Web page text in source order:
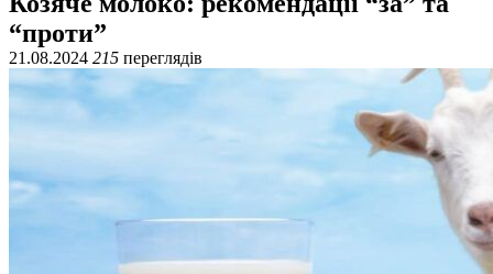
“проти”
21.08.2024 215 переглядів